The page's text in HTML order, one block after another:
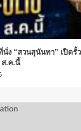
นั่ง “สวนสุนันทา” เปิดรั้
ส.ค.นี้